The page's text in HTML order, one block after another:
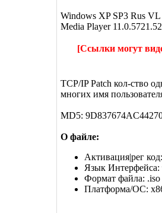
Windows XP SP3 Rus
Media Player
[Ссылки могут
TCP/IP Patch кол-ство
многих имя
MD5:
О файле:
Активация|рег
Язык Интерфейса:
Формат файла: .iso
Платформа/ОС: